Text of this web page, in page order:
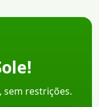
sem restrições.